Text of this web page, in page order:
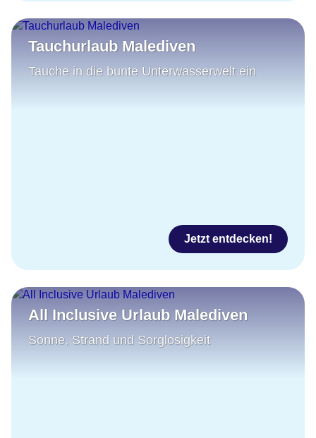
Tauchurlaub Malediven
Tauche in die bunte Unterwasserwelt ein
Jetzt entdecken!
All Inclusive Urlaub Malediven
Sonne, Strand und Sorglosigkeit